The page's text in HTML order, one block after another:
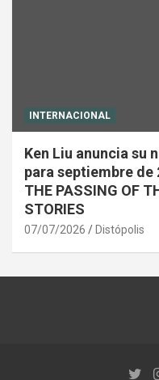
INTERNACIONAL
Ken Liu anuncia su
para septiembre
THE PASSING OF
STORIES
07/07/2026 Distópolis